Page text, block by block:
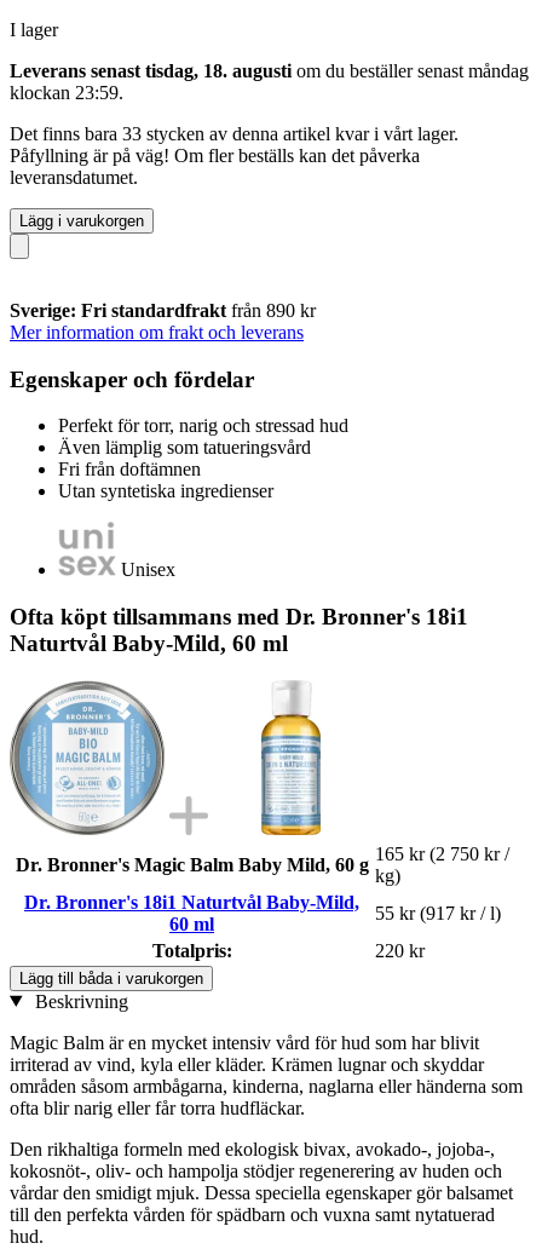
I lager
Leverans senast tisdag, 18. augusti om du beställer senast måndag
klockan 23:59.
Det finns bara 33 stycken av denna artikel kvar i vårt lager.
Påfyllning är på väg! Om fler beställs kan det påverka
leveransdatumet.
Lägg i varukorgen
Sverige: Fri standardfrakt från 890 kr
Mer information om frakt och leverans
Egenskaper och fördelar
Perfekt för torr, narig och stressad hud
Även lämplig som tatueringsvård
Fri från doftämnen
Utan syntetiska ingredienser
Unisex
Ofta köpt tillsammans med Dr. Bronner's 18i1
Naturtvål Baby-Mild, 60 ml
Dr. Bronner's Magic Balm Baby Mild, 60 g
165 kr (2 750 kr /
kg)
Dr. Bronner's 18i1 Naturtvål Baby-Mild,
60 ml
55 kr (917 kr / l)
Totalpris:
220 kr
Lägg till båda i varukorgen
Beskrivning
Magic Balm är en mycket intensiv vård för hud som har blivit
irriterad av vind, kyla eller kläder. Krämen lugnar och skyddar
områden såsom armbågarna, kinderna, naglarna eller händerna som
ofta blir narig eller får torra hudfläckar.
Den rikhaltiga formeln med ekologisk bivax, avokado-, jojoba-,
kokosnöt-, oliv- och hampolja stödjer regenerering av huden och
vårdar den smidigt mjuk. Dessa speciella egenskaper gör balsamet
till den perfekta vården för spädbarn och vuxna samt nytatuerad
hud.